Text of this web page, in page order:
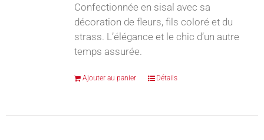
Confectionnée en sisal avec sa
décoration de fleurs, fils coloré et du
strass. L’élégance et le chic d’un autre
temps assurée.
Ajouter au panier Détails